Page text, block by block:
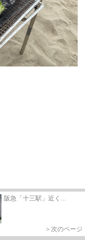
阪急「十三駅」近く...
＞次のページ